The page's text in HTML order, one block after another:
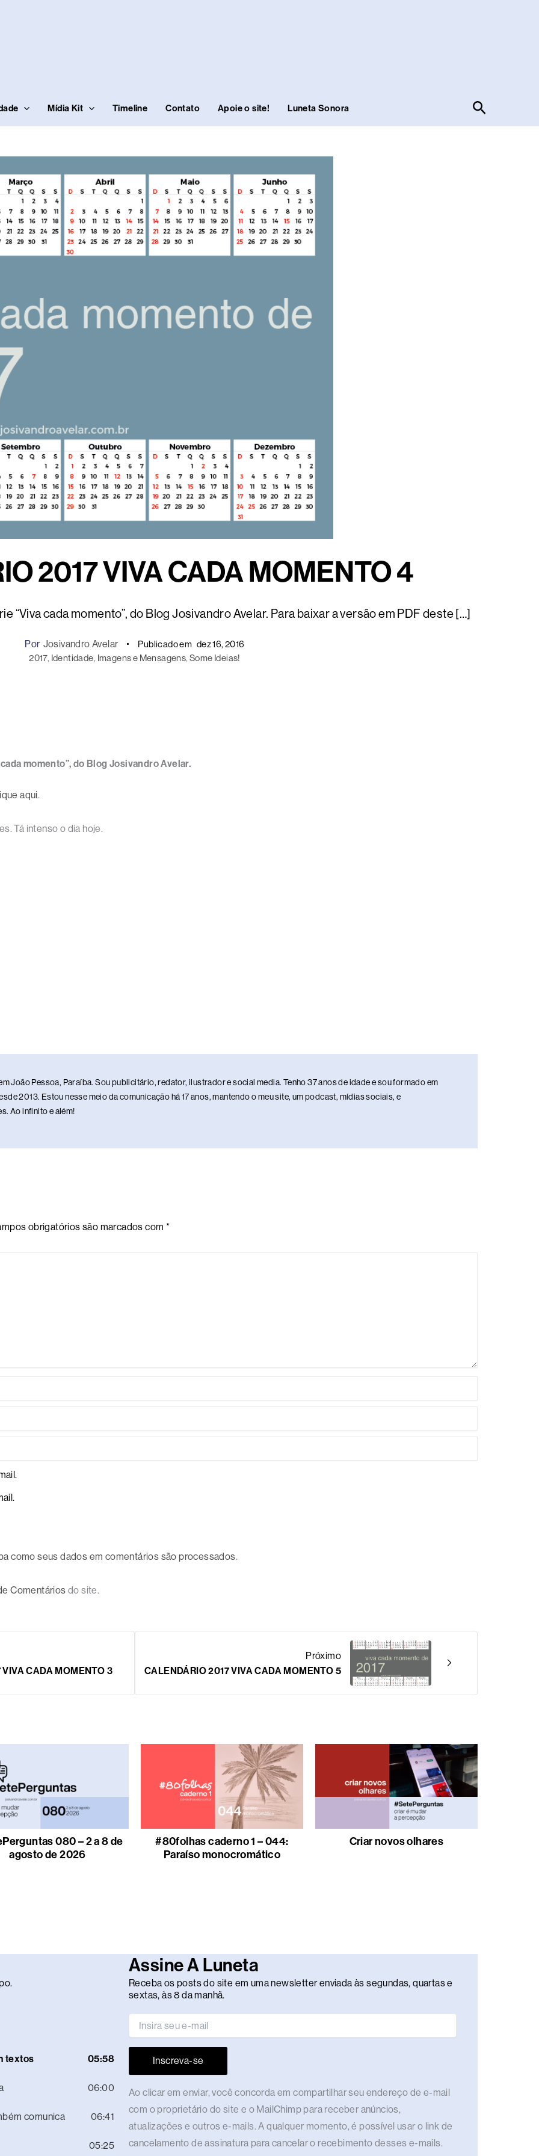
Mídia Kit Timeline Contato Apoie o site! Luneta Sonora Pesquisar
2017 VIVA CADA MOMENTO 4
“Viva cada momento”, do Blog Josivandro Avelar. Para baixar a versão em PDF deste […]
Por Josivandro Avelar Publicado em dez 16, 2016
2017, Identidade, Imagens e Mensagens, Some Ideias!
momento”, do Blog Josivandro Avelar.
aqui.
Tá intenso o dia hoje.
João Pessoa, Paraíba. Sou publicitário, redator, ilustrador e social media. Tenho 37 anos de idade e sou formado em
2013. Estou nesse meio da comunicação há 17 anos, mantendo o meu site, um podcast, mídias sociais, e
Ao infinito e além!
obrigatórios são marcados com *
como seus dados em comentários são processados.
Comentários do site.
CADA MOMENTO 3
Próximo
CALENDÁRIO 2017 VIVA CADA MOMENTO 5
080 – 2 a 8 de
agosto de 2026
#80folhas caderno 1 – 044:
Paraíso monocromático
Criar novos olhares
textos 05:58
06:00
comunica 06:41
05:25
Assine A Luneta
Receba os posts do site em uma newsletter enviada às segundas, quartas e
sextas, às 8 da manhã.
Inscreva-se
Ao clicar em enviar, você concorda em compartilhar seu endereço de e-mail
com o proprietário do site e o MailChimp para receber anúncios,
atualizações e outros e-mails. A qualquer momento, é possível usar o link de
cancelamento de assinatura para cancelar o recebimento desses e-mails.